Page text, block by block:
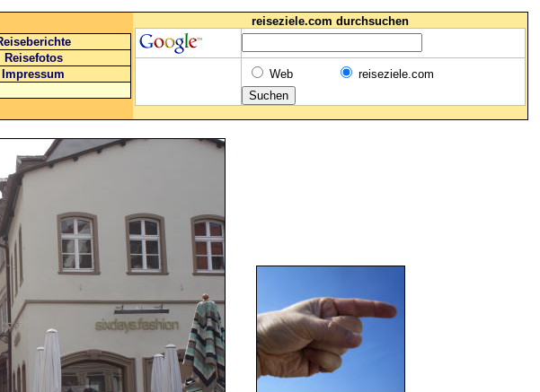
Reisefotos
Impressum
reiseziele.com durchsuchen
Web reiseziele.com